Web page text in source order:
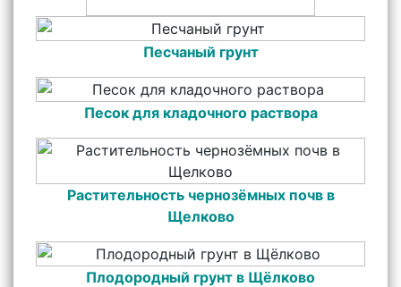
Песчаный грунт
Песок для кладочного раствора
Растительность чернозёмных почв в
Щелково
Плодородный грунт в Щёлково